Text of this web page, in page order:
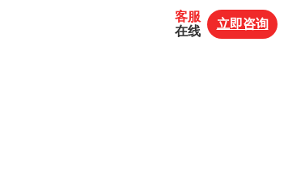
客服
在线
立即咨询